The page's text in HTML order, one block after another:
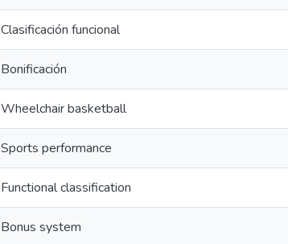
Clasificación funcional
Bonificación
Wheelchair basketball
Sports performance
Functional classification
Bonus system